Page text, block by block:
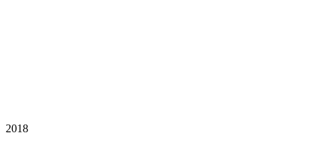
2018